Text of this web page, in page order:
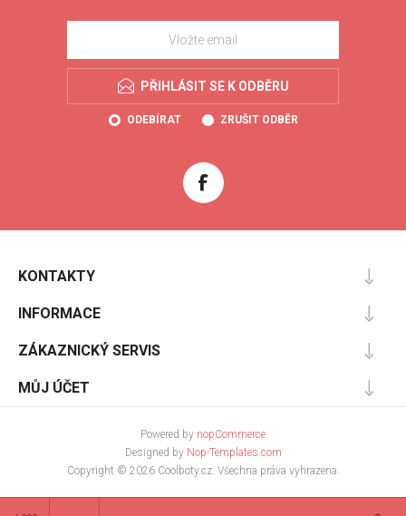
PŘIHLÁSIT SE K ODBĚRU
ODEBÍRAT ZRUŠIT ODBĚR
KONTAKTY
INFORMACE
ZÁKAZNICKÝ SERVIS
MŮJ ÚČET
Powered by nopCommerce
Designed by Nop-Templates.com
Copyright © 2026 Coolboty.cz. Všechna práva vyhrazena.